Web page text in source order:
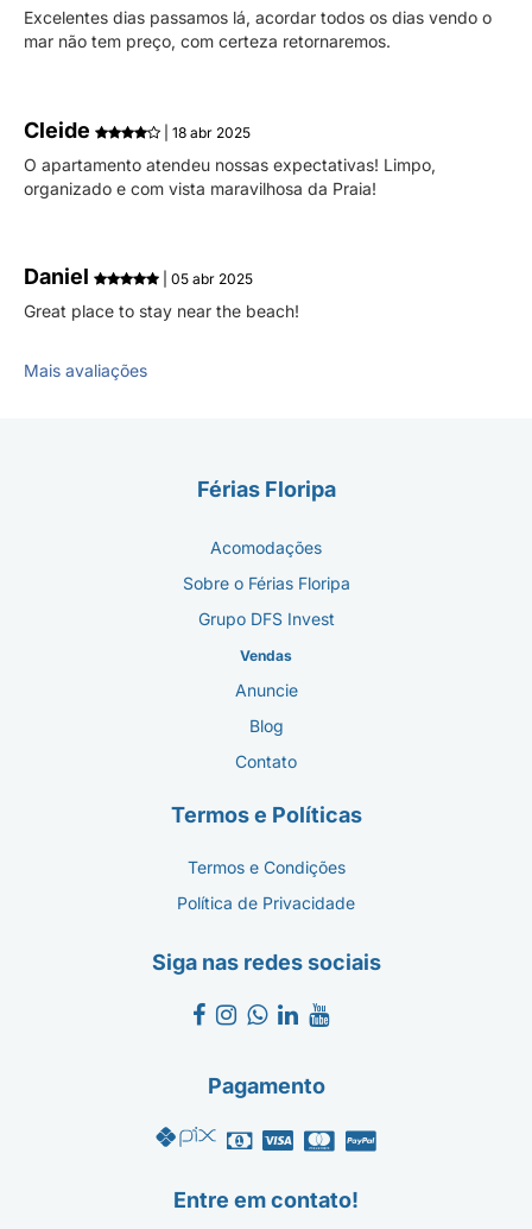
Excelentes dias passamos lá, acordar todos os dias vendo o
mar não tem preço, com certeza retornaremos.
Cleide | 18 abr 2025
O apartamento atendeu nossas expectativas! Limpo,
organizado e com vista maravilhosa da Praia!
Daniel | 05 abr 2025
Great place to stay near the beach!
Mais avaliações
Férias Floripa
Acomodações
Sobre o Férias Floripa
Grupo DFS Invest
Vendas
Anuncie
Blog
Contato
Termos e Políticas
Termos e Condições
Política de Privacidade
Siga nas redes sociais
Pagamento
Entre em contato!